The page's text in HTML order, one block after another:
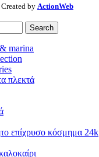
by ActionWeb
Search
marina
πλεκτά
επίχρυσο κόσμημα 24k